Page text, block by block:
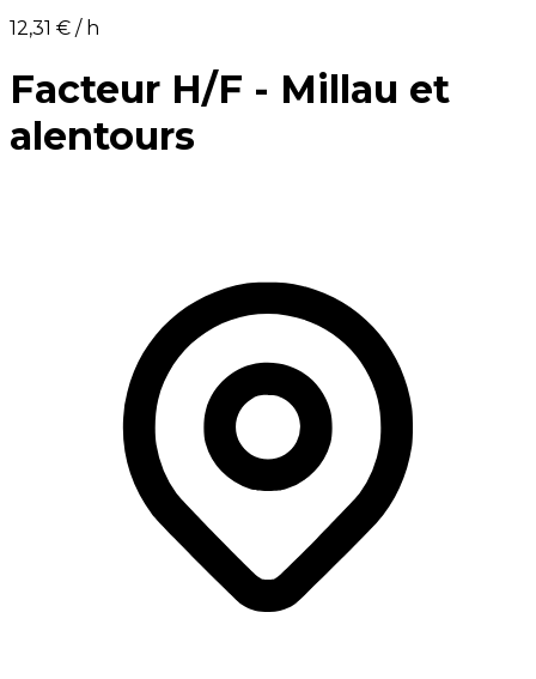
12,31 €⁩ / h
Facteur H/F - Millau et
alentours